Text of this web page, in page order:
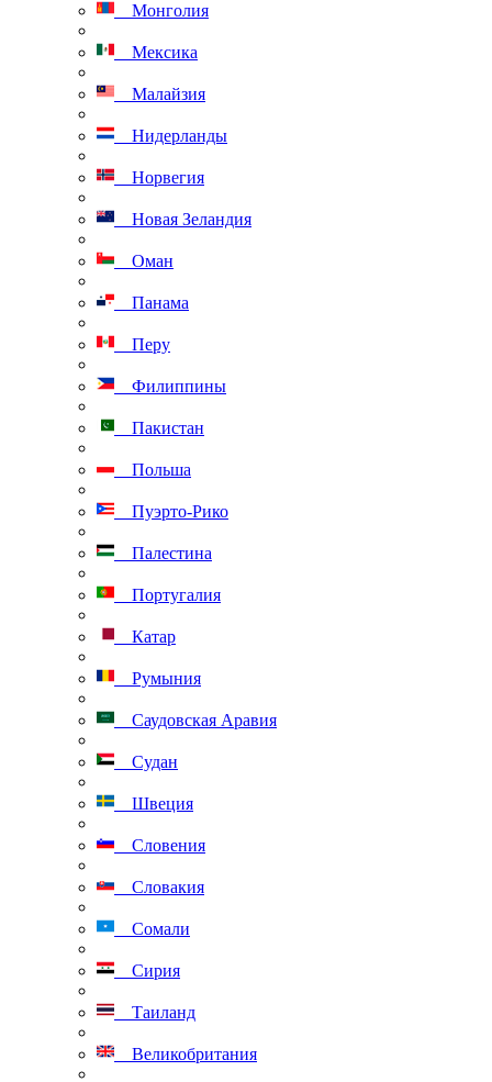
Монголия
Мексика
Малайзия
Нидерланды
Норвегия
Новая Зеландия
Оман
Панама
Перу
Филиппины
Пакистан
Польша
Пуэрто-Рико
Палестина
Португалия
Катар
Румыния
Саудовская Аравия
Судан
Швеция
Словения
Словакия
Сомали
Сирия
Таиланд
Великобритания